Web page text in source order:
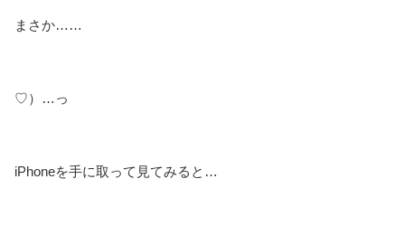
まさか……
♡）…っ
iPhoneを手に取って見てみると…